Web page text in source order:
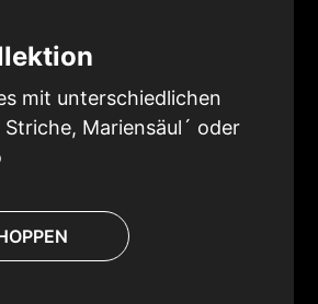
mit unterschiedlichen
Mariensäul´ oder